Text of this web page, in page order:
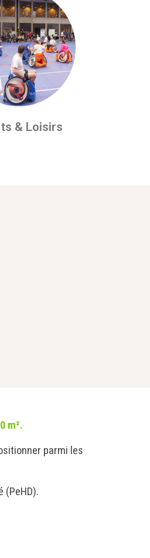
& Loisirs
m².
parmi les
(PeHD).